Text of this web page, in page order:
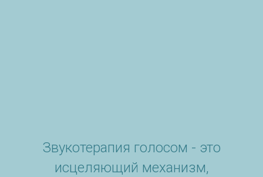
Звукотерапия голосом - это
исцеляющий механизм,